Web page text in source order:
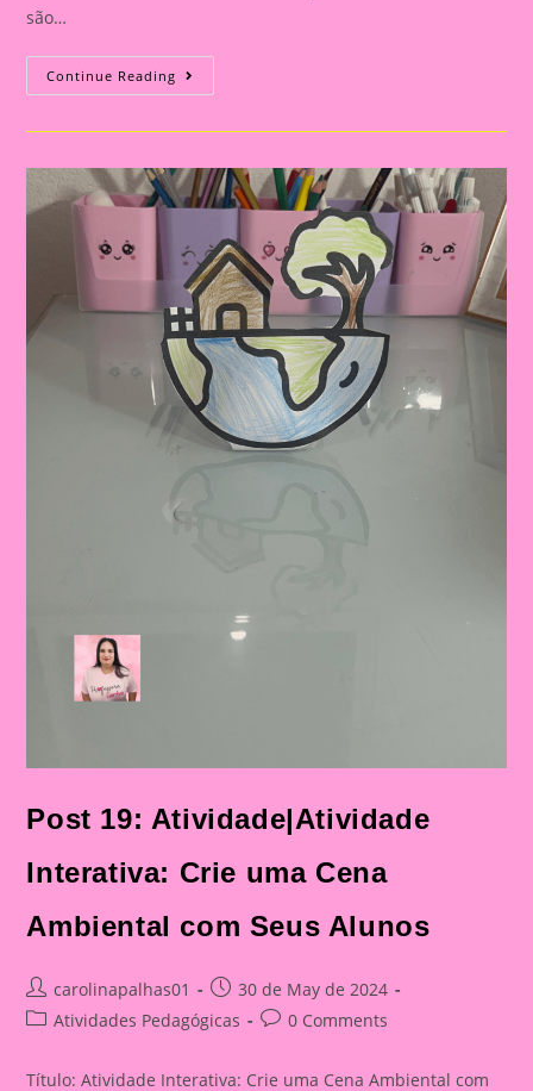
são…
Continue Reading Post
20:
Palitoches
O
Dia
Do
Ambiente
Com
Seus
Alunos
Post 19: Atividade|Atividade
Interativa: Crie uma Cena
Ambiental com Seus Alunos
Post
author:
carolinapalhas01
Post
published:
30 de May de 2024
PostAtividades Pedagógicas
Post0 Comments
Título: Atividade Interativa: Crie uma Cena Ambiental com